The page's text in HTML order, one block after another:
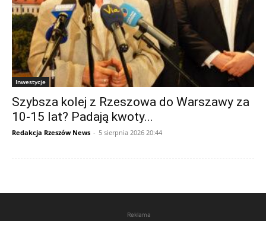
Inwestycje
Szybsza kolej z Rzeszowa do Warszawy za
10-15 lat? Padają kwoty...
Redakcja Rzeszów News - 5 sierpnia 2026 20:44
Reklama